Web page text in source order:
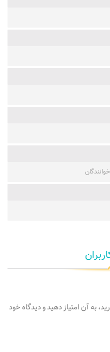
به آن امتیاز دهید و دیدگاه خود